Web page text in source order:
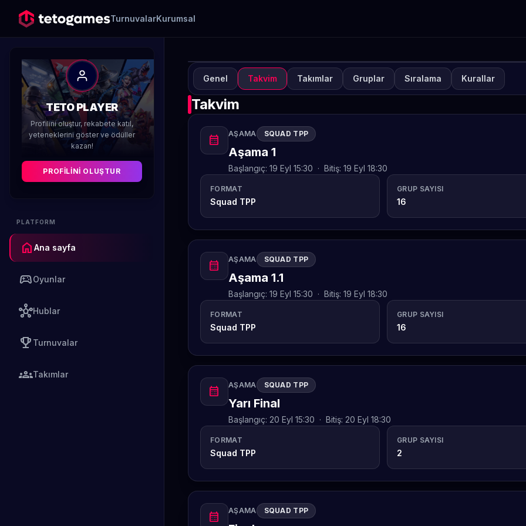
TurnuvalarKurumsal
TETO PLAYER
Profilini oluştur, rekabete katıl,
yeteneklerini göster ve ödüller
kazan!
PROFILINI OLUŞTUR
PLATFORM
home Ana sayfa
sports_esportsOyunlar
hubHublar
emoji_events Turnuvalar
groupsTakımlar
TURNUVA KAPALI
Hafta 2
Düzenleyen TETO
Genel Takvim Takımlar Gruplar Sıralama Kurallar
Takvim
calendar_month AŞAMA SQUAD TPP
Aşama 1
Başlangıç: 19 Eyl 15:30 · Bitiş: 19 Eyl 18:30
FORMAT
Squad TPP
GRUP SAYISI
16
calendar_month AŞAMA SQUAD TPP
Aşama 1.1
Başlangıç: 19 Eyl 15:30 · Bitiş: 19 Eyl 18:30
FORMAT
Squad TPP
GRUP SAYISI
16
calendar_month AŞAMA SQUAD TPP
Yarı Final
Başlangıç: 20 Eyl 15:30 · Bitiş: 20 Eyl 18:30
FORMAT
Squad TPP
GRUP SAYISI
2
calendar_month AŞAMA SQUAD TPP